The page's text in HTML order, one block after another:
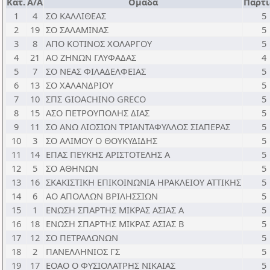
1
4 ΣΟ ΚΑΛΛΙΘΕΑΣ
5
2
19 ΣΟ ΣΑΛΑΜΙΝΑΣ
5
3
8 ΑΠΟ ΚΟΤΙΝΟΣ ΧΟΛΑΡΓΟΥ
5
4
21 ΑΟ ΖΗΝΩΝ ΓΛΥΦΑΔΑΣ
4
5
7 ΣΟ ΝΕΑΣ ΦΙΛΑΔΕΛΦΕΙΑΣ
5
6
13 ΣΟ ΧΑΛΑΝΔΡΙΟΥ
5
7
10 ΣΠΣ GIOACHINO GRECO
5
8
15 ΑΣΟ ΠΕΤΡΟΥΠΟΛΗΣ ΔΙΑΣ
5
9
11 ΣΟ ΑΝΩ ΛΙΟΣΙΩΝ ΤΡΙΑΝΤΑΦΥΛΛΟΣ ΣΙΑΠΕΡΑΣ
5
10
3 ΣΟ ΑΛΙΜΟΥ Ο ΘΟΥΚΥΔΙΔΗΣ
5
11
14 ΕΠΑΣ ΠΕΥΚΗΣ ΑΡΙΣΤΟΤΕΛΗΣ Α
5
12
5 ΣΟ ΑΘΗΝΩΝ
5
13
16 ΣΚΑΚΙΣΤΙΚΗ ΕΠΙΚΟΙΝΩΝΙΑ ΗΡΑΚΛΕΙΟΥ ΑΤΤΙΚΗΣ
5
14
6 ΑΟ ΑΠΟΛΛΩΝ ΒΡΙΛΗΣΣΙΩΝ
5
15
1 ΕΝΩΣΗ ΣΠΑΡΤΗΣ ΜΙΚΡΑΣ ΑΣΙΑΣ Α
5
16
18 ΕΝΩΣΗ ΣΠΑΡΤΗΣ ΜΙΚΡΑΣ ΑΣΙΑΣ Β
5
17
12 ΣΟ ΠΕΤΡΑΛΩΝΩΝ
5
18
2 ΠΑΝΕΛΛΗΝΙΟΣ ΓΣ
5
19
17 ΕΟΑΟ Ο ΦΥΣΙΟΛΑΤΡΗΣ ΝΙΚΑΙΑΣ 5